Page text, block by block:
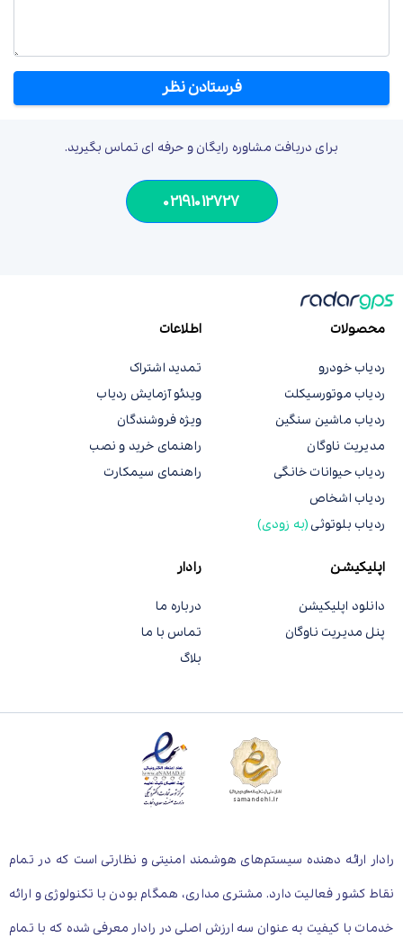
برای دریافت مشاوره رایگان و حرفه ای تماس بگیرید.
02191012727
محصولات
ردیاب خودرو
ردیاب موتورسیکلت
ردیاب ماشین سنگین
مدیریت ناوگان
ردیاب حیوانات خانگی
ردیاب اشخاص
ردیاب بلوتوثی (به زودی)
اطلاعات
تمدید اشتراک
ویدئو آزمایش ردیاب
ویژه فروشندگان
راهنمای خرید و نصب
راهنمای سیمکارت
اپلیکیشن
دانلود اپلیکیشن
پنل مدیریت ناوگان
رادار
درباره ما
تماس با ما
بلاگ
رادار ارائه دهنده سیستم‌های هوشمند امنیتی و نظارتی است که در تمام
نقاط کشور فعالیت دارد. مشتری مداری، همگام بودن با تکنولوژی و ارائه
خدمات با کیفیت به عنوان سه ارزش اصلی در رادار معرفی شده که با تمام